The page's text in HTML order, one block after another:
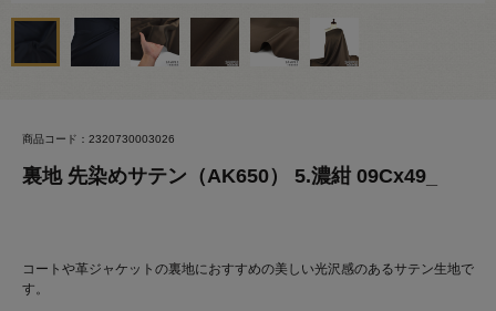
商品コード：2320730003026
裏地 先染めサテン（AK650） 5.濃紺 09Cx49_
コートや革ジャケットの裏地におすすめの美しい光沢感のあるサテン生地で
す。